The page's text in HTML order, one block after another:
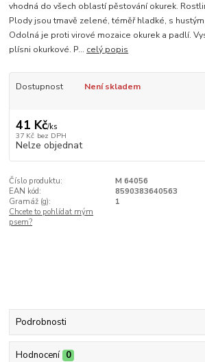
vhodná do všech oblastí pěstování okurek.
Plody jsou tmavě zelené, téměř hladké, s
Odolná je proti virové mozaice okurek a padlí.
plísni okurkové. P... celý popis
Dostupnost Není skladem
41 Kč/ks
37 Kč bez DPH
Nelze objednat
Číslo produktu:
M 64056
EAN kód:
8590383640563
Gramáž (g):
1
Chcete to pohlídat mým
psem?
Podrobnosti
Hodnocení 0